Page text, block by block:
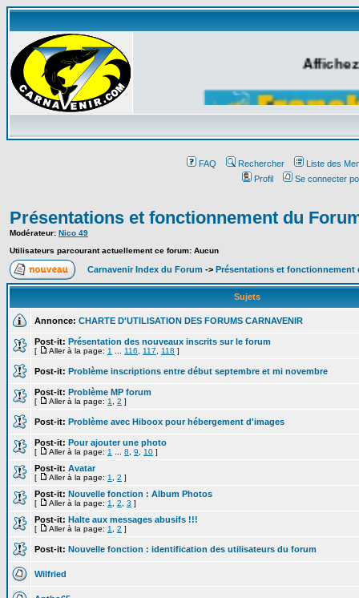
FAQ Rechercher
Liste des
Profil
Se connecter
Présentations et fonctionnement du
Modérateur: Nico 49
Utilisateurs parcourant actuellement ce forum: Aucun
Carnavenir Index du Forum -> Présentations et fonctionnement
Sujets
Annonce: CHARTE D'UTILISATION DES FORUMS CARNAVENIR
Post-it: Présentation des nouveaux inscrits sur le forum
[ Aller à la page: 1 116 117 118 ]
Post-it: Problème inscriptions entre début septembre et mi novembre
Post-it: Problème MP forum
[ Aller à la page: 1 2 ]
Post-it: Problème avec Hiboox pour hébergement d'images
Post-it: Pour ajouter une photo
[ Aller à la page: 1 8 9 10 ]
Post-it: Avatar
[ Aller à la page: 1 2 ]
Post-it: Nouvelle fonction : Album Photos
[ Aller à la page: 1 2 3 ]
Post-it: Halte aux messages abusifs !!!
[ Aller à la page: 1 2 ]
Post-it: Nouvelle fonction : identification des utilisateurs du forum
Wilfried